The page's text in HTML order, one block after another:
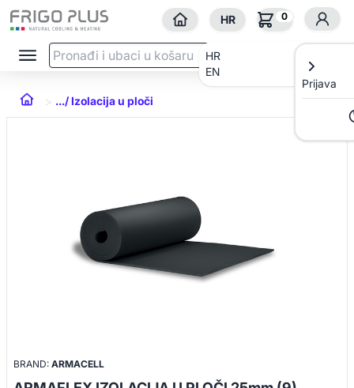
HR
HR
EN
0
Prijava
> .../ Izolacija u ploči
BRAND: ARMACELL